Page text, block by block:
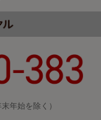
年始を除く）